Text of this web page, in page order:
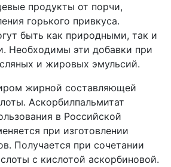
продукты от порчи,
горького привкуса.
быть как природными, так и
Необходимы эти добавки при
и жировых эмульсий.
жирной составляющей
Аскорбилпальмитат
в Российской
при изготовлении
Получается при сочетании
с кислотой аскорбиновой.